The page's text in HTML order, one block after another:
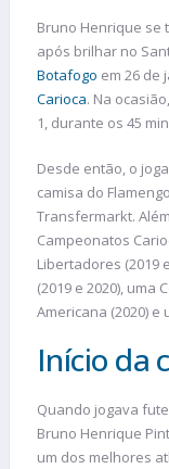
Bruno Henrique se
após brilhar no
Botafogo em 26 de
Carioca. Na
1, durante os 45
Desde então, o
camisa do
Transfermarkt.
Campeonatos
Libertadores (2019
(2019 e 2020), uma
Americana (2020) e
Início da
Quando jogava
Bruno Henrique
um dos melhores